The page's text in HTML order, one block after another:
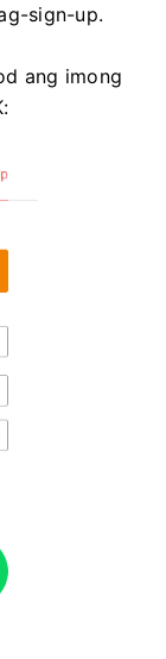
sign-up.
ang imong